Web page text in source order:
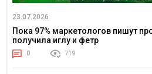
23.07.2026
Пока 97% маркетологов пишут
получила иглу и фетр
0 719